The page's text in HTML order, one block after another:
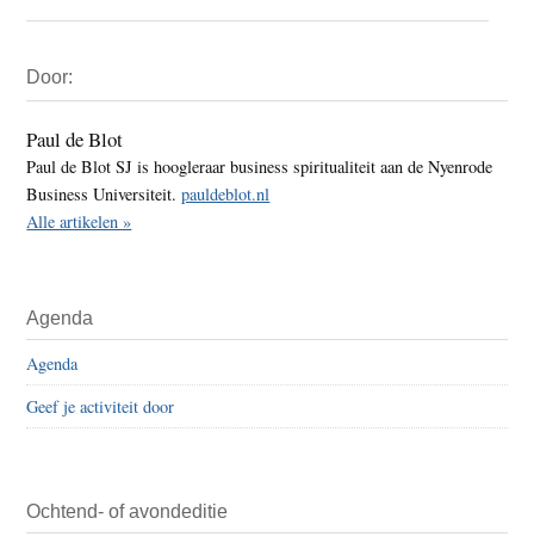
Sidebar
Door:
Paul de Blot
Paul de Blot SJ is hoogleraar business spiritualiteit aan de Nyenrode
Business Universiteit.pauldeblot.nl
Alle artikelen »
Agenda
Agenda
Geef je activiteit door
Ochtend- of avondeditie